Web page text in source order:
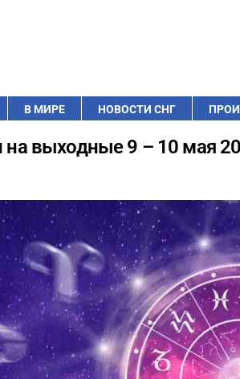
В МИРЕ НОВОСТИ СНГ
на выходные 9 – 10 мая